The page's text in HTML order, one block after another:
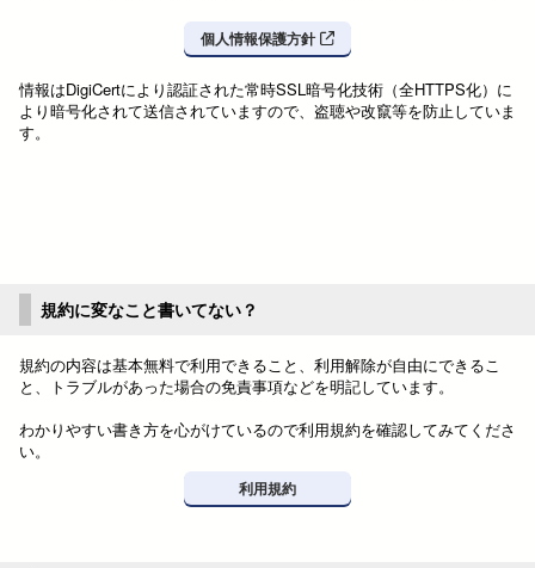
個人情報保護方針
情報はDigiCertにより認証された常時SSL暗号化技術（全HTTPS化）に
より暗号化されて送信されていますので、盗聴や改竄等を防止していま
す。
規約に変なこと書いてない？
規約の内容は基本無料で利用できること、利用解除が自由にできるこ
と、トラブルがあった場合の免責事項などを明記しています。
わかりやすい書き方を心がけているので利用規約を確認してみてくださ
い。
利用規約